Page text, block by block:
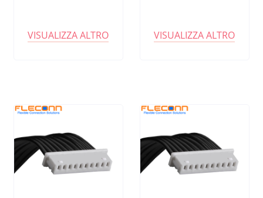
VISUALIZZA ALTRO VISUALIZZA ALTRO